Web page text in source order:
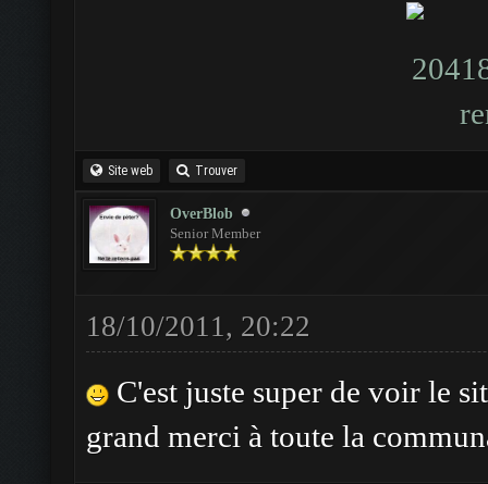
Site web Trouver
OverBlob
Senior Member
18/10/2011, 20:22
C'est juste super de voir le
grand merci à toute la